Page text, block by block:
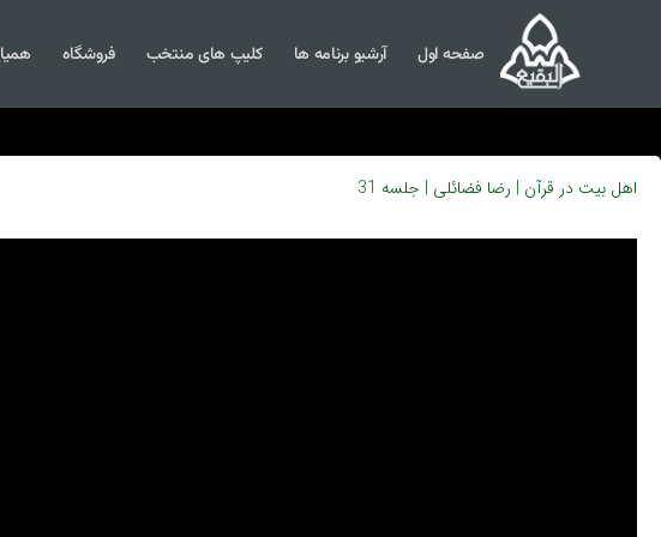
صفحه اول آرشیو برنامه ها کلیپ های منتخب فروشگاه
اهل بیت در قرآن | رضا فضائلی | جلسه 31